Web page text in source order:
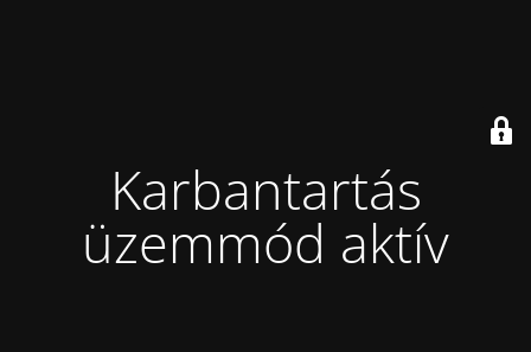
Karbantartás
üzemmód aktív